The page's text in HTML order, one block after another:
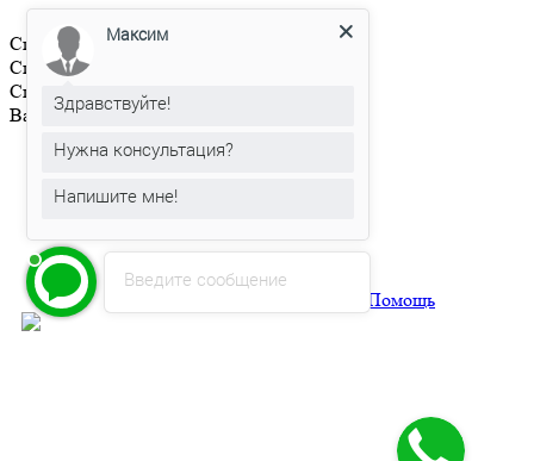
Список просмотренных товаров пуст
Список сравниваемых товаров пуст
Список избранного пуст
Ваша корзина пуста
Помощь
Введите сообщение
Максим
Здравствуйте!
Нужна консультация?
Напишите мне!